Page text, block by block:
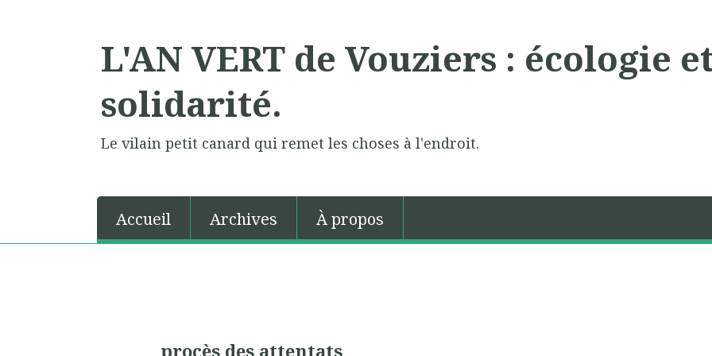
L'AN VERT de Vouziers : écologie
solidarité.
Le vilain petit canard qui remet les choses à l'endroit.
Accueil Archives À propos
procès des attentats